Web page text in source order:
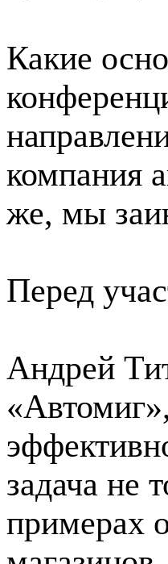
Какие
компания
же, мы
Перед
Андрей
задача не
примерах